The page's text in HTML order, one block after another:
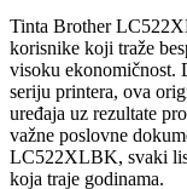
Tinta Brother
korisnike koji traže
visoku ekonomičnost.
seriju printera, ova
uređaja uz rezultate
važne poslovne
LC522XLBK, svaki
koja traje godinama.